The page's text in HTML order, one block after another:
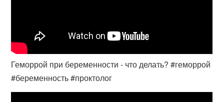
Геморрой при беременности - что делать? #геморрой
#беременность #проктолог